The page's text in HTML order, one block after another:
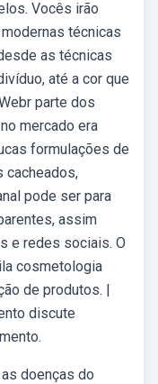
Vocês irão
técnicas
as técnicas
até a cor que
parte dos
mercado era
formulações de
cacheados,
pode ser para
assim
e redes sociais. O
cosmetologia
de produtos. |
discute
doenças do